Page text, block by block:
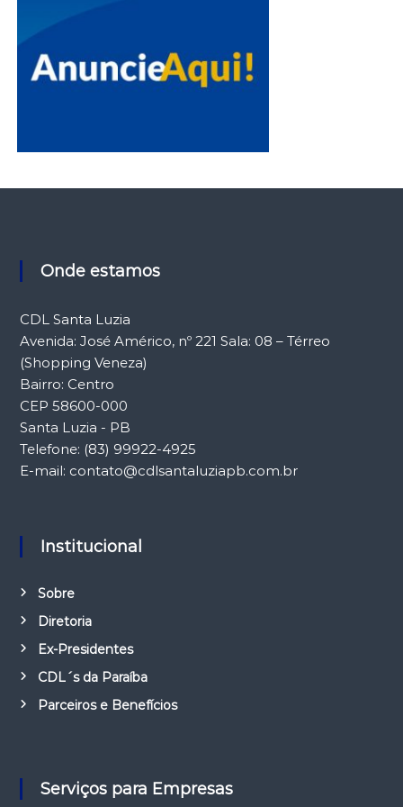
Onde estamos
CDL Santa Luzia
Avenida: José Américo, nº 221 Sala: 08 – Térreo
(Shopping Veneza)
Bairro: Centro
CEP 58600-000
Santa Luzia - PB
Telefone: (83) 99922-4925
E-mail: contato@cdlsantaluziapb.com.br
Institucional
Sobre
Diretoria
Ex-Presidentes
CDL´s da Paraíba
Parceiros e Benefícios
Serviços para Empresas